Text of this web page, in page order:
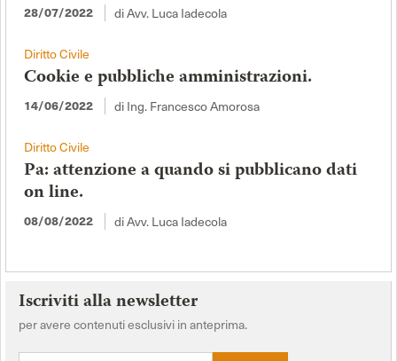
28/07/2022 di Avv. Luca Iadecola
Diritto Civile
Cookie e pubbliche amministrazioni.
14/06/2022 di Ing. Francesco Amorosa
Diritto Civile
Pa: attenzione a quando si pubblicano dati
on line.
08/08/2022 di Avv. Luca Iadecola
Iscriviti alla newsletter
per avere contenuti esclusivi in anteprima.